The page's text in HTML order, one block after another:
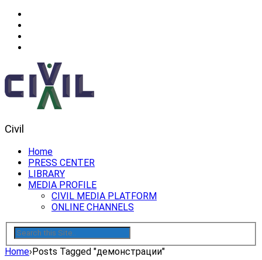
Civil
Home
PRESS CENTER
LIBRARY
MEDIA PROFILE
CIVIL MEDIA PLATFORM
ONLINE CHANNELS
Home›Posts Tagged "демонстрации"